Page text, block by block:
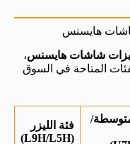
هايسنس
شاشات هايسنس،
المتاحة في السوق
فئة الليزر
(L9H/L5H)